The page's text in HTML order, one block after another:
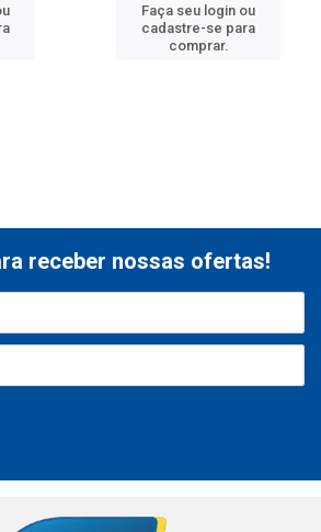
Faça seu login ou
cadastre-se para
comprar.
receber nossas ofertas!